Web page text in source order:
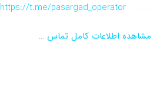
https://t.me/pasargad_operator
مشاهده اطلاعات کامل تماس …